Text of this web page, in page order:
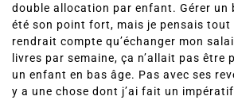
double allocation par enfant. Gérer un
été son point fort, mais je pensais tout
rendrait compte qu’échanger mon
livres par semaine, ça n’allait pas être
un enfant en bas âge. Pas avec ses
y a une chose dont j’ai fait un